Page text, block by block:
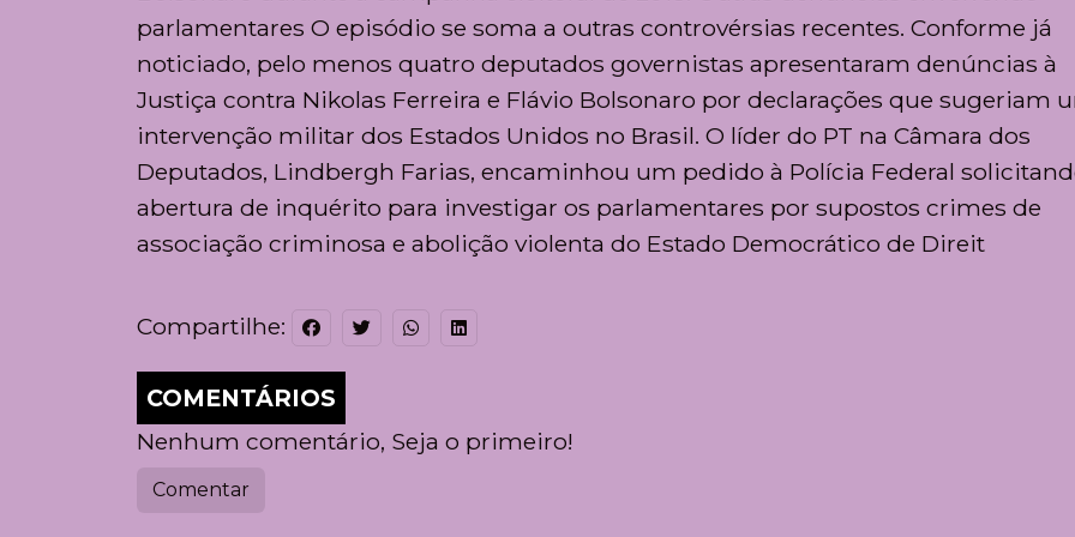
parlamentares O episódio se soma a outras controvérsias recentes. Conforme já
noticiado, pelo menos quatro deputados governistas apresentaram denúncias à
Justiça contra Nikolas Ferreira e Flávio Bolsonaro por declarações que sugeriam
intervenção militar dos Estados Unidos no Brasil. O líder do PT na Câmara dos
Deputados, Lindbergh Farias, encaminhou um pedido à Polícia Federal
abertura de inquérito para investigar os parlamentares por supostos crimes de
associação criminosa e abolição violenta do Estado Democrático de Direit
Compartilhe:
COMENTÁRIOS
Nenhum comentário, Seja o primeiro!
Comentar